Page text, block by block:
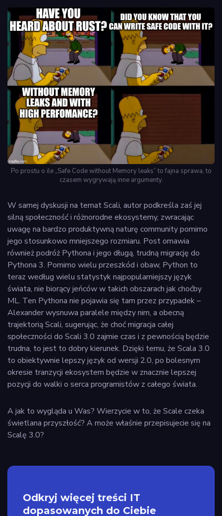
Po prostu o ile „Safe Code without Memory leaks” to fajna sprawa, to
czasem wygrywają inne argumenty.
W samej dyskusji na temat Scali, autor podkreśla zaś jej
silną społeczność i różnorodne ekosystemy, zwracając
uwagę na bardzo produktywną naturę community pomimo
jego stosunkowo mniejszego rozmiaru. Post omawia
również podróż Pythona i jego długą, trudną migrację do
Pythona 3. Pomimo wielu przeszkód i obaw, Python to
teraz według wielu statystyk najpopularniejszy język
świata, nie biorący jeńców w takich obszarach jak choćby
ML. Ten Pythona nie pojawia się tam przez przypadek –
Alexander wysnuwa paralele między nim, a obecną
trajektorią Scali, sugerując, że choć migracja całej
społeczności do Scali 3.0 zajmie czas i z pewnością będzie
trudna, to jest to dobry kierunek. Dzięki temu, że Scala 3.0
to obiektywnie lepszy język od wersji 2.0, po bolesnym
okresie tranzycji ekosystem będzie w znacznie lepszej
pozycji do walki o serca programistów z całego świata.
A jak to wygląda u Was? Wierzycie w to, że Scale czeka
świetlana przyszłość? A może właśnie przepisujecie się na
Scalę 3.0?
Odkryj więcej treści IT
dopasowanych do Ciebie